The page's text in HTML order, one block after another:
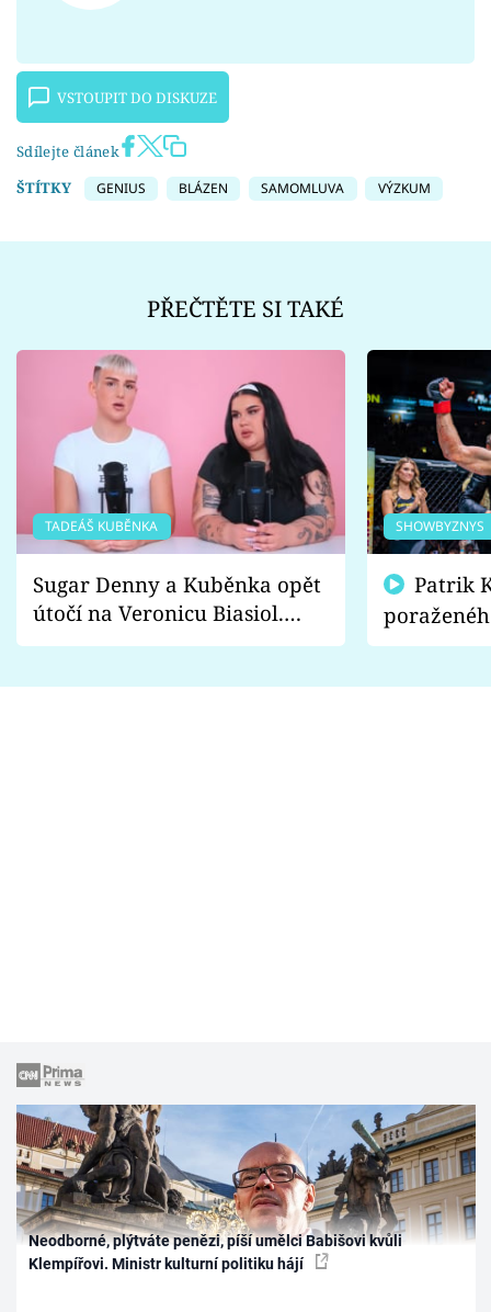
VSTOUPIT DO DISKUZE
Sdílejte článek
ŠTÍTKY
GENIUS BLÁZEN SAMOMLUVA VÝZKUM
PŘEČTĚTE SI TAKÉ
TADEÁŠ KUBĚNKA
Sugar Denny a Kuběnka opět
útočí na Veronicu Biasiol.
Proč je podle nich falešná a
SHOWBYZNYS
fanoušci
Neodborné, plýtváte penězi, píší umělci Babišovi kvůli
Klempířovi. Ministr kulturní politiku hájí